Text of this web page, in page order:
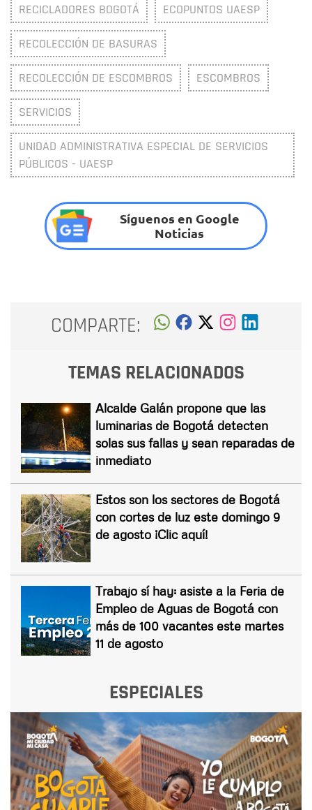
RECICLADORES BOGOTÁ ECOPUNTOS UAESP
RECOLECCIÓN DE BASURAS
RECOLECCIÓN DE ESCOMBROS ESCOMBROS
SERVICIOS
UNIDAD ADMINISTRATIVA ESPECIAL DE SERVICIOS
PÚBLICOS - UAESP
Síguenos en Google
Noticias
COMPARTE:
TEMAS RELACIONADOS
Alcalde Galán propone que las
luminarias de Bogotá detecten
solas sus fallas y sean reparadas de
inmediato
Estos son los sectores de Bogotá
con cortes de luz este domingo 9
de agosto ¡Clic aquí!
Trabajo sí hay: asiste a la Feria de
Empleo de Aguas de Bogotá con
más de 100 vacantes este martes
11 de agosto
ESPECIALES